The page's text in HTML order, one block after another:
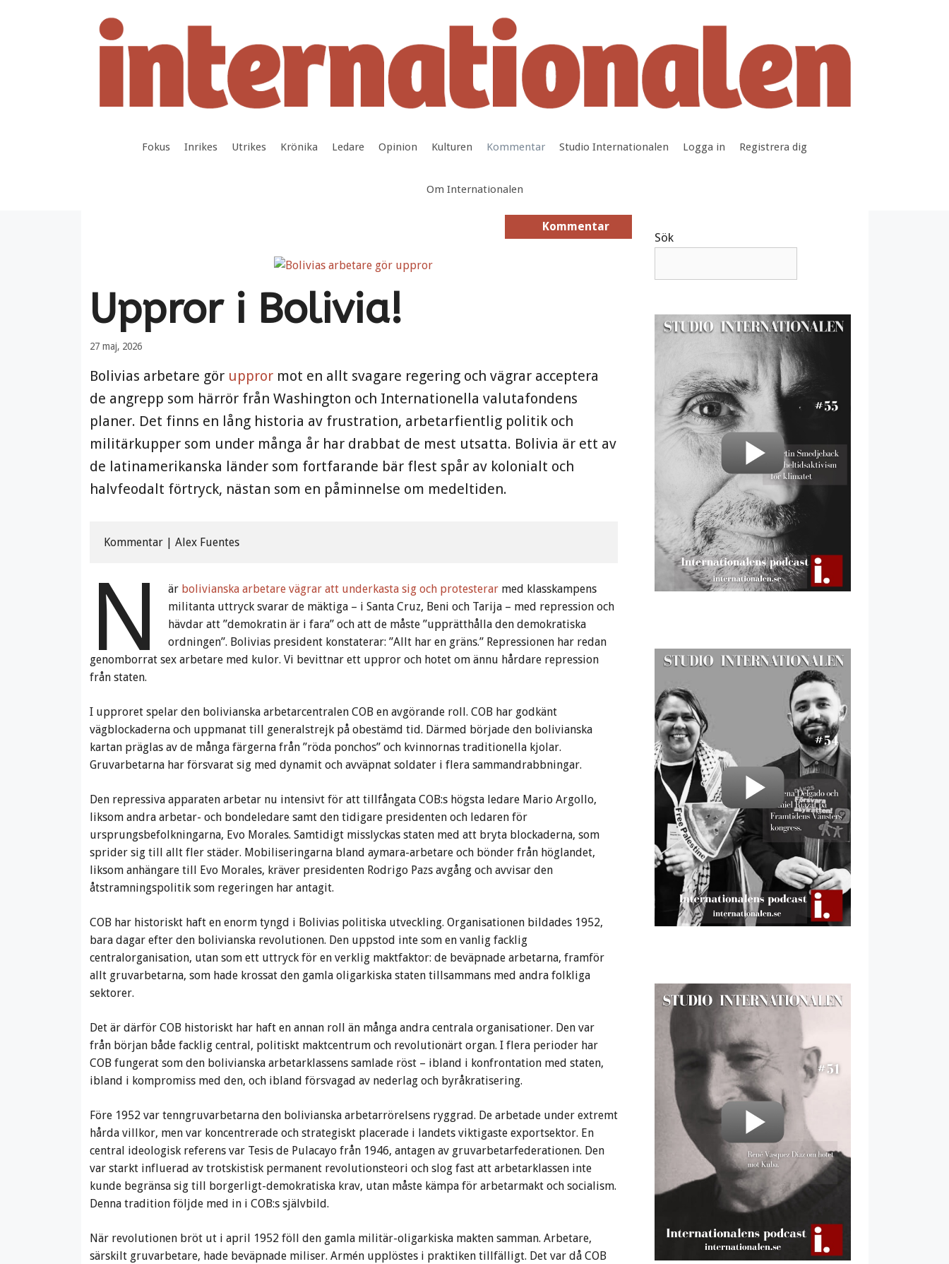
Fokus Inrikes Utrikes Krönika Ledare Opinion Kulturen Kommentar Studio Internationalen Logga in Registrera dig
Om Internationalen
Kommentar
Kommentar
Uppror i Bolivia!
27 maj, 2026
Bolivias arbetare gör uppror mot en allt svagare regering och vägrar acceptera
de angrepp som härrör från Washington och Internationella valutafondens
planer. Det finns en lång historia av frustration, arbetarfientlig politik och
militärkupper som under många år har drabbat de mest utsatta. Bolivia är ett av
de latinamerikanska länder som fortfarande bär flest spår av kolonialt och
halvfeodalt förtryck, nästan som en påminnelse om medeltiden.
Kommentar | Alex Fuentes
N ärbolivianska arbetare vägrar att underkasta sig och protesterarmed klasskampens
militanta uttryck svarar de mäktiga – i Santa Cruz, Beni och Tarija – med repression och
hävdar att ”demokratin är i fara” och att de måste ”upprätthålla den demokratiska
ordningen”. Bolivias president konstaterar: ”Allt har en gräns.” Repressionen har redan
genomborrat sex arbetare med kulor. Vi bevittnar ett uppror och hotet om ännu hårdare repression
från staten.
I upproret spelar den bolivianska arbetarcentralen COB en avgörande roll. COB har godkänt
vägblockaderna och uppmanat till generalstrejk på obestämd tid. Därmed började den bolivianska
kartan präglas av de många färgerna från ”röda ponchos” och kvinnornas traditionella kjolar.
Gruvarbetarna har försvarat sig med dynamit och avväpnat soldater i flera sammandrabbningar.
Den repressiva apparaten arbetar nu intensivt för att tillfångata COB:s högsta ledare Mario Argollo,
liksom andra arbetar- och bondeledare samt den tidigare presidenten och ledaren för
ursprungsbefolkningarna, Evo Morales. Samtidigt misslyckas staten med att bryta blockaderna, som
sprider sig till allt fler städer. Mobiliseringarna bland aymara-arbetare och bönder från höglandet,
liksom anhängare till Evo Morales, kräver presidenten Rodrigo Pazs avgång och avvisar den
åtstramningspolitik som regeringen har antagit.
COB har historiskt haft en enorm tyngd i Bolivias politiska utveckling. Organisationen bildades 1952,
bara dagar efter den bolivianska revolutionen. Den uppstod inte som en vanlig facklig
centralorganisation, utan som ett uttryck för en verklig maktfaktor: de beväpnade arbetarna, framför
allt gruvarbetarna, som hade krossat den gamla oligarkiska staten tillsammans med andra folkliga
sektorer.
Det är därför COB historiskt har haft en annan roll än många andra centrala organisationer. Den var
från början både facklig central, politiskt maktcentrum och revolutionärt organ. I flera perioder har
COB fungerat som den bolivianska arbetarklassens samlade röst – ibland i konfrontation med staten,
ibland i kompromiss med den, och ibland försvagad av nederlag och byråkratisering.
Före 1952 var tenngruvarbetarna den bolivianska arbetarrörelsens ryggrad. De arbetade under extremt
hårda villkor, men var koncentrerade och strategiskt placerade i landets viktigaste exportsektor. En
central ideologisk referens var Tesis de Pulacayo från 1946, antagen av gruvarbetarfederationen. Den
var starkt influerad av trotskistisk permanent revolutionsteori och slog fast att arbetarklassen inte
kunde begränsa sig till borgerligt-demokratiska krav, utan måste kämpa för arbetarmakt och socialism.
Denna tradition följde med in i COB:s självbild.
När revolutionen bröt ut i april 1952 föll den gamla militär-oligarkiska makten samman. Arbetare,
särskilt gruvarbetare, hade beväpnade miliser. Armén upplöstes i praktiken tillfälligt. Det var då COB
Sök